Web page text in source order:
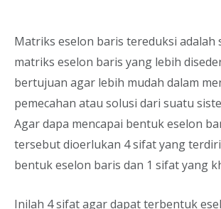
Matriks eselon baris tereduksi adalah
matriks eselon baris yang lebih
bertujuan agar lebih mudah dalam
pemecahan atau solusi dari suatu
Agar dapa mencapai bentuk eselon
tersebut dioerlukan 4 sifat yang
bentuk eselon baris dan 1 sifat yang
Inilah 4 sifat agar dapat terbentuk